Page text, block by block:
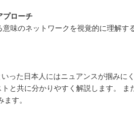
プローチ
味のネットワークを視覚的に理解す
った日本人にはニュアンスが掴みに
と共に分かりやすく解説します。
す。